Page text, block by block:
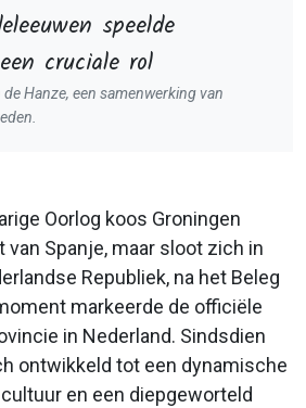
speelde
cruciale rol
Hanze, een samenwerking van
Oorlog koos Groningen
van Spanje, maar sloot zich in
Republiek, na het Beleg
markeerde de officiële
in Nederland. Sindsdien
ontwikkeld tot een dynamische
en een diepgeworteld